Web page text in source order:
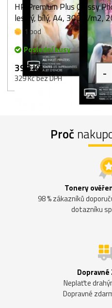
HP Premium Plus Glossy
lesklý, bílý, A4, 300 g/m2,
1 bod
Poslední kusy
398 Kč
329 Kč bez DPH -
Proč
Tonery
98 % zákazníků
dotazníku
Dopravné
Neplaťte
Dopravné